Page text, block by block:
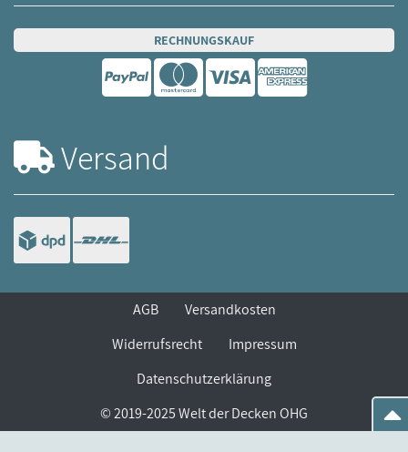
RECHNUNGSKAUF
Versand
AGB
Versandkosten
Widerrufsrecht
Impressum
Datenschutzerklärung
© 2019-2025 Welt der Decken OHG